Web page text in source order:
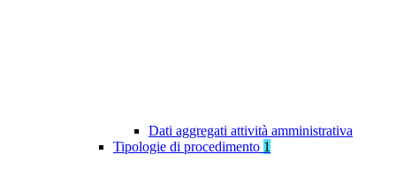
Dati aggregati attività amministrativa
Tipologie di procedimento 1